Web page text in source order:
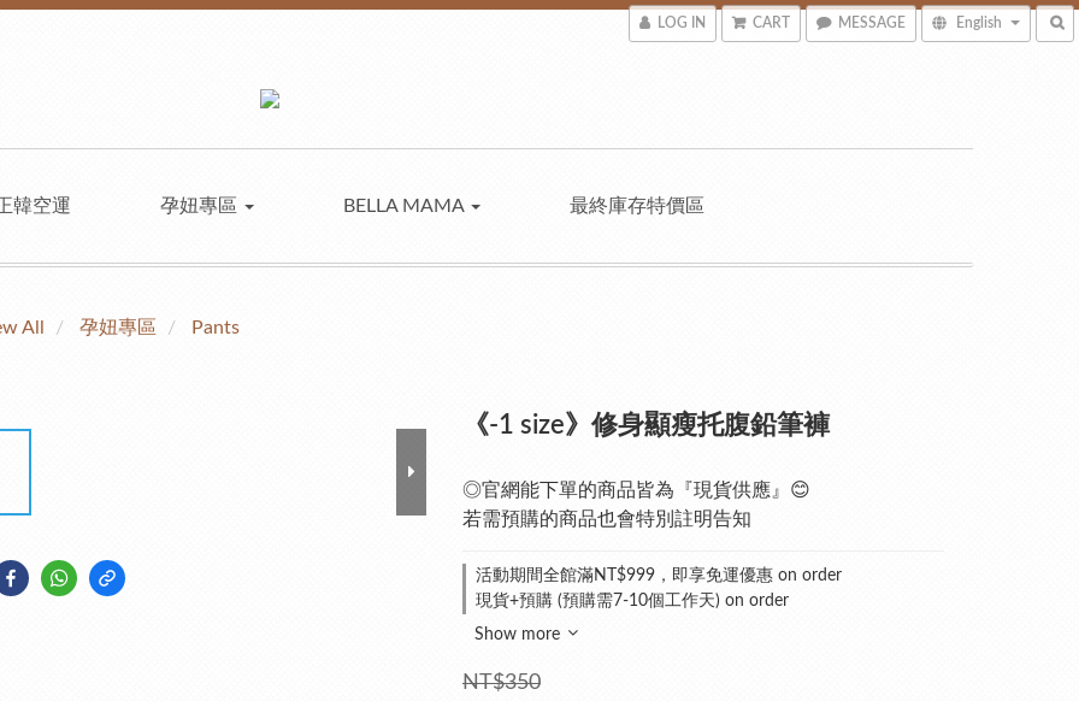
LOG IN CART MESSAGE English
韓空運 孕妞專區 BELLA MAMA 最終庫存特價區
All 孕妞專區 Pants
《-1 size》修身顯瘦托腹鉛筆褲
◎官網能下單的商品皆為『現貨供應』😊
若需預購的商品也會特別註明告知
活動期間全館滿NT$999，即享免運優惠 on order
現貨+預購 (預購需7-10個工作天) on order
Show more
NT$350